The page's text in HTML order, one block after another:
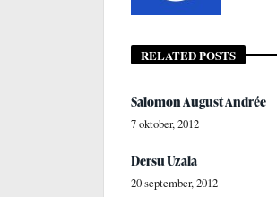
RELATED POSTS
Salomon August Andrée
7 oktober, 2012
Dersu Uzala
20 september, 2012